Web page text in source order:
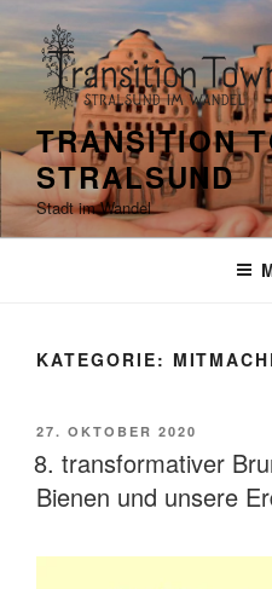
Inhalt
springen
TRANSITION
STRALSUND
Stadt im Wandel
KATEGORIE:
VERÖFFENTLICHT
27. OKTOBER 2020
8. transformativer
Bienen und unsere